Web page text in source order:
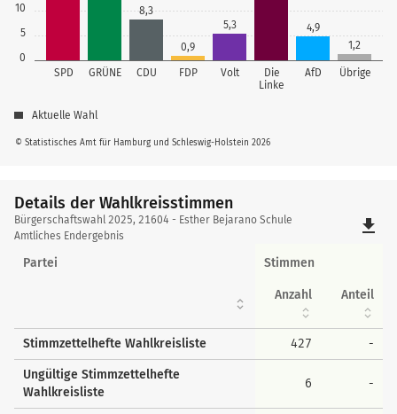
0
5
10
SPD GRÜNE CDU FDP Volt
Die
Linke
AfD Übrige
8,3
0,9
5,3
4,9
1,2
© Statistisches Amt für Hamburg und Schleswig-Holstein 2026
Aktuelle Wahl
Details der Wahlkreisstimmen
Details
der
Wahlkreisstimmen
Bürgerschaftswahl 2025, 21604 - Esther Bejarano Schule
Amtliches Endergebnis
file_download
Partei Stimmen
Anzahl Anteil
Stimmzettelhefte Wahlkreisliste 427 -
Ungültige Stimmzettelhefte
Wahlkreisliste
6 -